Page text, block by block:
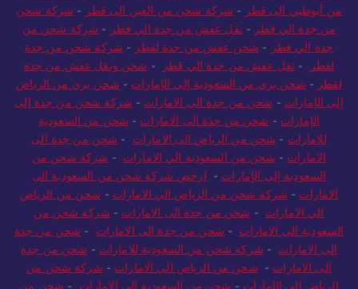
من أبوظبي الى قطر - شركة شحن من العين الى قطر - شركة شحن
من جدة الي قطر - نقل عفش من جدة الي قطر - شركة شحن من
جدة الي قطر - شحن عفش من جدة لقطر - شركة شحن من جدة
لقطر
- نقل عفش من جدة الي قطر - شحن ونقل عفش من جدة
لقطر - شحن بري من السعودية إلى الإمارات - شحن بري من الرياض
إلى الإمارات - شحن من جدة الى الامارات - شركة شحن من جدة إلى
الإمارات - شحن من جدة الى الامارات - شحن من السعودية
للامارات - شحن من الرياض الى الامارات - شحن من جدة الى
الامارات - شحن من السعودية الي الامارات - شركة شحن من
السعودية إلى الإمارات - ارخص شركة شحن من السعودية الى
الامارات - شركة شحن من الرياض الي الامارات - شحن من الرياض
الي الامارات - شحن من جدة الى الامارات - شركة شحن من
السعودية الى الامارات - شحن من جدة الى الامارات - شحن من جدة
الى الامارات - شركة شحن من السعودية للامارات - شحن من جدة
الى الامارات - شحن من الرياض الى الامارات - شركة شحن من
الرياض إلى الإمارات - شحن من السعودية الى الامارات - شحن من